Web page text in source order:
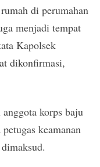
di perumahan
menjadi tempat
Kapolsek
dikonfirmasi,
korps baju
keamanan